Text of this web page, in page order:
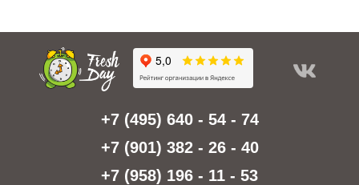
+7 (495) 640 - 54 - 74
+7 (901) 382 - 26 - 40
+7 (958) 196 - 11 - 53